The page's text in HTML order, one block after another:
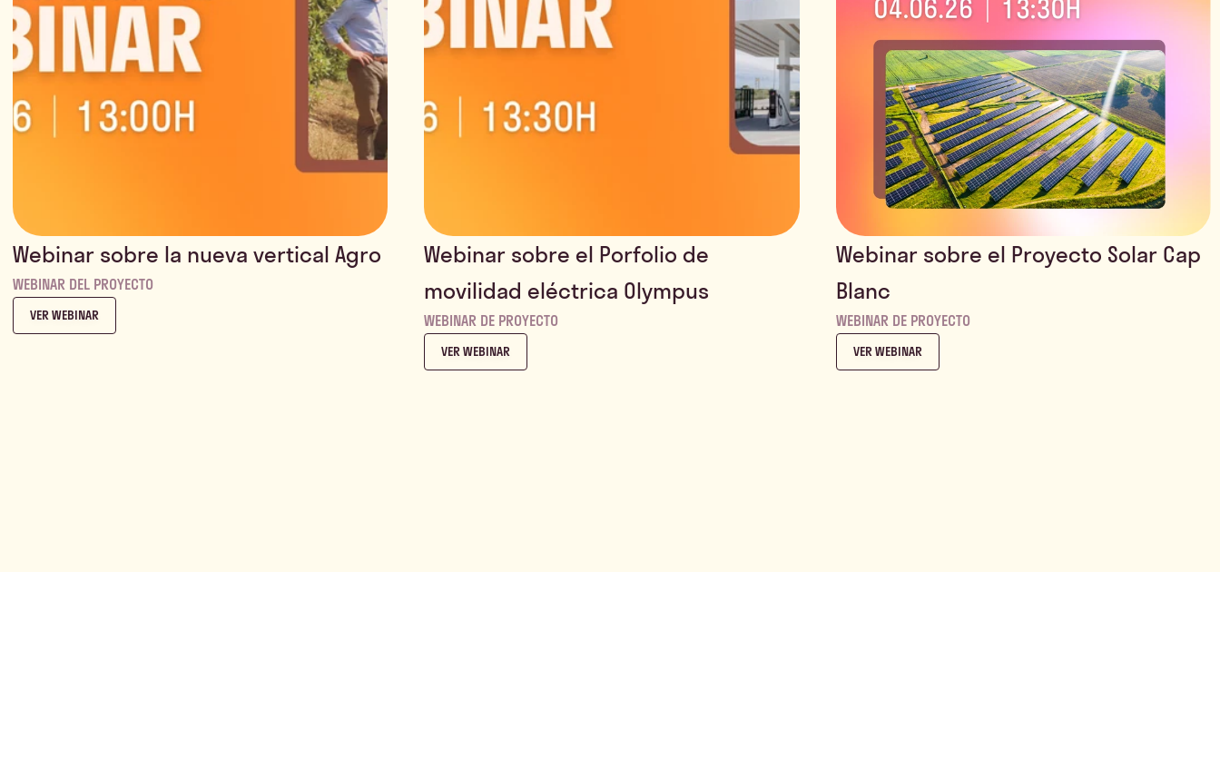
Webinar sobre la nueva vertical Agro
WEBINAR DEL PROYECTO
VER WEBINAR
Webinar sobre el Porfolio de
movilidad eléctrica Olympus
WEBINAR DE PROYECTO
VER WEBINAR
Webinar sobre el Proyecto Solar Cap
Blanc
WEBINAR DE PROYECTO
VER WEBINAR